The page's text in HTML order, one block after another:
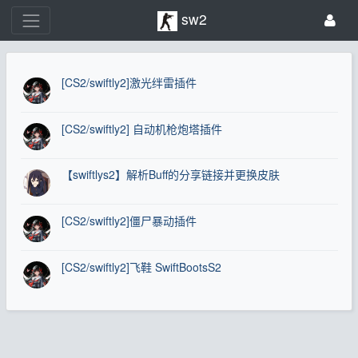
sw2
[CS2/swiftly2]激光绊雷插件
[CS2/swiftly2] 自动机枪炮塔插件
【swiftlys2】解析Buff的分享链接并更换皮肤
[CS2/swiftly2]僵尸暴动插件
[CS2/swiftly2]飞鞋 SwiftBootsS2